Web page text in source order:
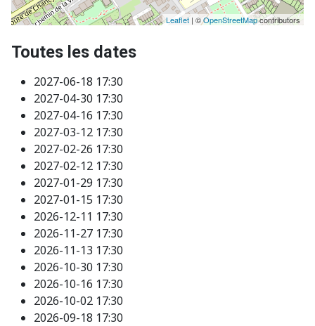
Leaflet | ©OpenStreetMapcontributors
Toutes les dates
2027-06-18 17:30
2027-04-30 17:30
2027-04-16 17:30
2027-03-12 17:30
2027-02-26 17:30
2027-02-12 17:30
2027-01-29 17:30
2027-01-15 17:30
2026-12-11 17:30
2026-11-27 17:30
2026-11-13 17:30
2026-10-30 17:30
2026-10-16 17:30
2026-10-02 17:30
2026-09-18 17:30